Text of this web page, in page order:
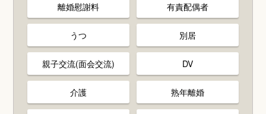
離婚慰謝料 有責配偶者
うつ 別居
親子交流(面会交流) DV
介護 熟年離婚